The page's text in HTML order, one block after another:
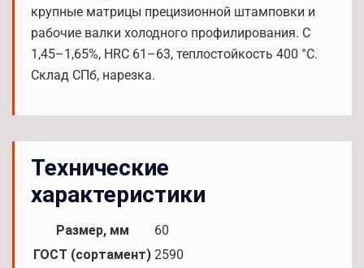
крупные матрицы прецизионной штамповки и
рабочие валки холодного профилирования. C
1,45–1,65%, HRC 61–63, теплостойкость 400 °С.
Склад СПб, нарезка.
Технические
характеристики
Размер, мм
60
ГОСТ (сортамент) 2590